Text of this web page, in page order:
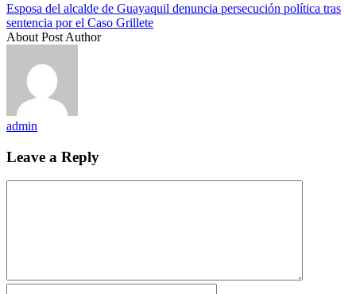
Esposa del alcalde de Guayaquil denuncia persecución política tras
sentencia por el Caso Grillete
About Post Author
admin
Leave a Reply